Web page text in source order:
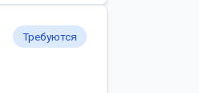
Требуются